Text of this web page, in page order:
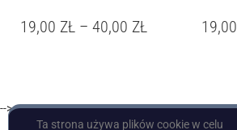
19,00 ZŁ – 40,00 ZŁ 19,00
-->
Ta strona używa plików cookie w celu